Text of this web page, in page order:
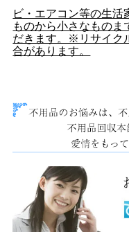
ビ・エアコン等の生
ものから小さなものま
だきます。※リサイク
合があります。